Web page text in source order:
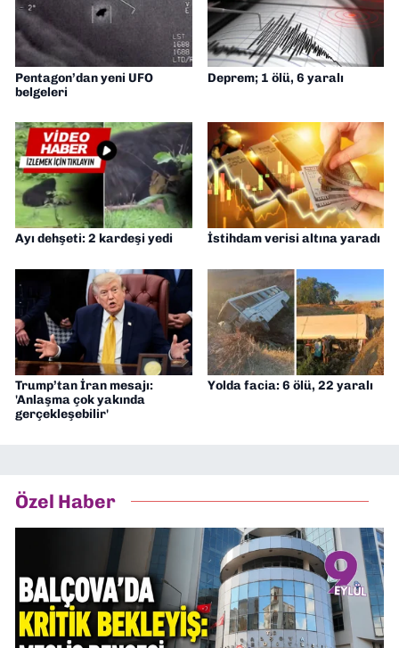
Pentagon’dan yeni UFO
belgeleri
Deprem; 1 ölü, 6 yaralı
Ayı dehşeti: 2 kardeşi yedi İstihdam verisi altına yaradı
Trump’tan İran mesajı:
'Anlaşma çok yakında
gerçekleşebilir'
Yolda facia: 6 ölü, 22 yaralı
Özel Haber